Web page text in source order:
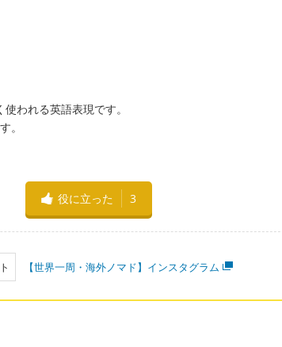
われる英語表現です。
。
役に立った 3
【世界一周・海外ノマド】インスタグラム